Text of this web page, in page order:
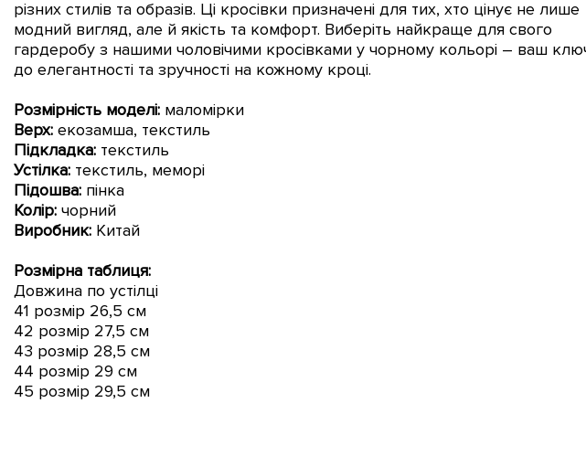
різних стилів та образів. Ці кросівки призначені для тих, хто цінує не лише
модний вигляд, але й якість та комфорт. Виберіть найкраще для свого
гардеробу з нашими чоловічими кросівками у чорному кольорі – ваш
до елегантності та зручності на кожному кроці.
Розмірність моделі: маломірки
Верх: екозамша, текстиль
Підкладка: текстиль
Устілка: текстиль, меморі
Підошва: пінка
Колір: чорний
Виробник: Китай
Розмірна таблиця:
Довжина по устілці
41 розмір 26,5 см
42 розмір 27,5 см
43 розмір 28,5 см
44 розмір 29 см
45 розмір 29,5 см